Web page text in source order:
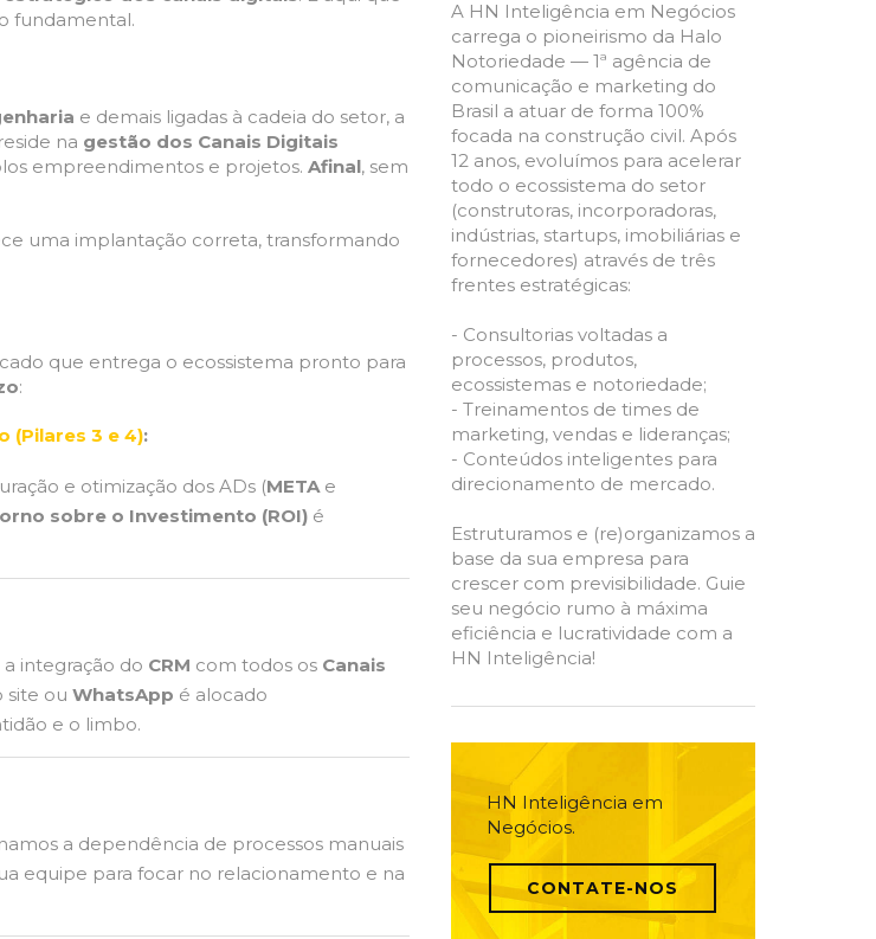
fundamental.
e demais ligadas à cadeia do setor, a
na gestão dos Canais Digitais
empreendimentos e projetos. Afinal, sem
uma implantação correta, transformando
que entrega o ecossistema pronto para
:
(Pilares 3 e 4):
e otimização dos ADs (META e
sobre o Investimento (ROI) é
a integração do CRM com todos os Canais
site ou WhatsApp é alocado
e o limbo.
a dependência de processos manuais
equipe para focar no relacionamento e na
A HN Inteligência em Negócios
carrega o pioneirismo da Halo
Notoriedade — 1ª agência de
comunicação e marketing do
Brasil a atuar de forma 100%
focada na construção civil. Após
12 anos, evoluímos para acelerar
todo o ecossistema do setor
(construtoras, incorporadoras,
indústrias, startups, imobiliárias e
fornecedores) através de três
frentes estratégicas:
- Consultorias voltadas a
processos, produtos,
ecossistemas e notoriedade;
- Treinamentos de times de
marketing, vendas e lideranças;
- Conteúdos inteligentes para
direcionamento de mercado.
Estruturamos e (re)organizamos a
base da sua empresa para
crescer com previsibilidade. Guie
seu negócio rumo à máxima
eficiência e lucratividade com a
HN Inteligência!
HN Inteligência em
Negócios.
CONTATE-NOS